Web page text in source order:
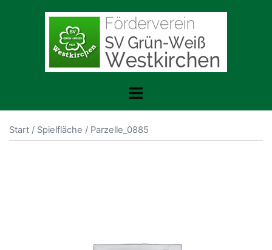
Menü
Start / Spielfläche / Parzelle_0885